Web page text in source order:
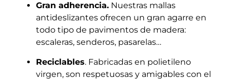
Gran adherencia. Nuestras mallas
antideslizantes ofrecen un gran agarre en
todo tipo de pavimentos de madera:
escaleras, senderos, pasarelas…
Reciclables. Fabricadas en polietileno
virgen, son respetuosas y amigables con el